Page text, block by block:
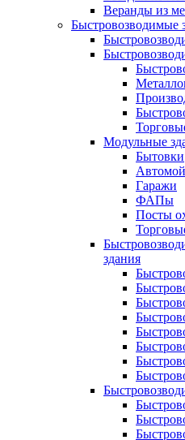
Веранды из
Быстровозводимые
Модульные
Бытовки
Гаражи
ФАПы
Посты
здания